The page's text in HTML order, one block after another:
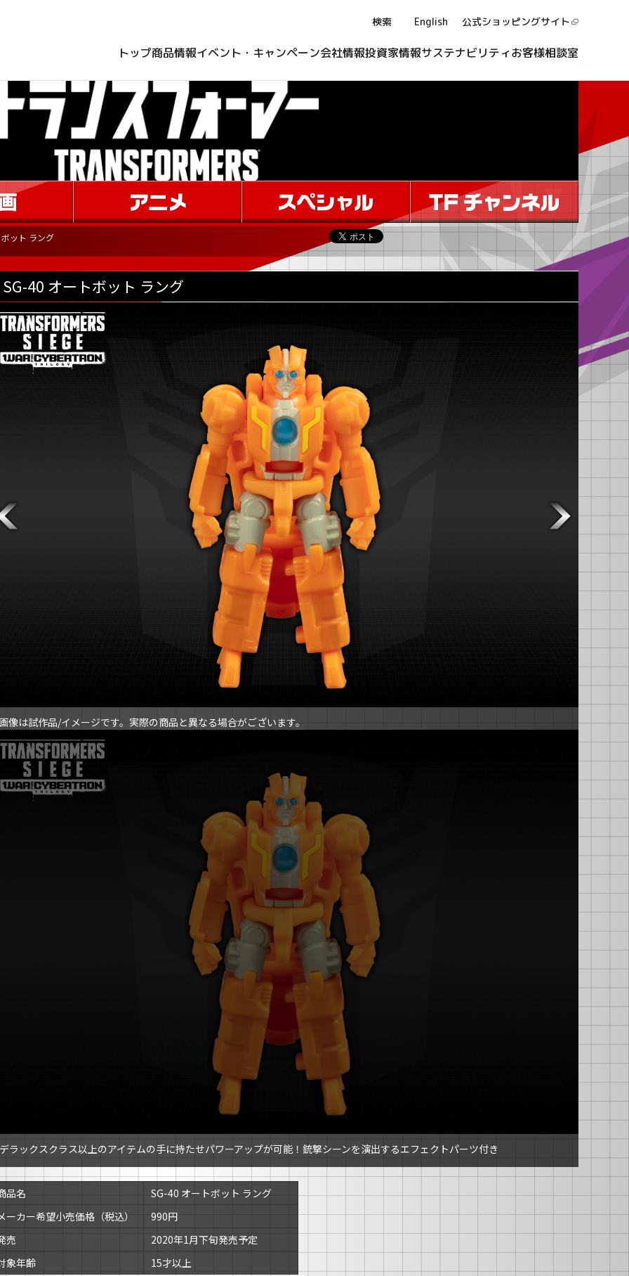
検索 English 公式ショッピングサイト
トップ商品情報イベント・キャンペーン会社情報投資家情報サステナビリティお客様相談室
ット ラング
SG-40 オートボット ラング
像は試作品/イメージです。実際の商品と異なる場合がございます。
デラックスクラス以上のアイテムの手に持たせパワーアップが可能！銃撃シーンを演出するエフェクトパーツ付き
品名
SG-40 オートボット ラング
ーカー希望小売価格（税込）
990円
売
2020年1月下旬発売予定
象年齢
15才以上